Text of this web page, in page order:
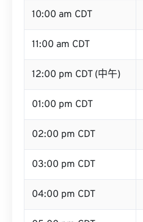
10:00 am CDT
11:00 am CDT
12:00 pm CDT (中午)
01:00 pm CDT
02:00 pm CDT
03:00 pm CDT
04:00 pm CDT